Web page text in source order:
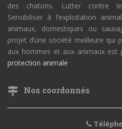
des chatons. Lutter contre
Sensibiliser à l’exploitation
animaux, domestiques ou
projet d’une société meilleure qui
aux hommes et aux animaux est
protection animale
Nos coordonnés